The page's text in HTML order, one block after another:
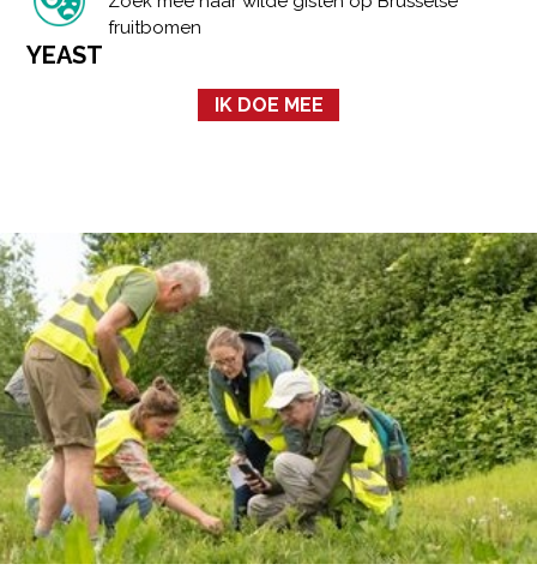
fruitbomen
YEAST
IK DOE MEE